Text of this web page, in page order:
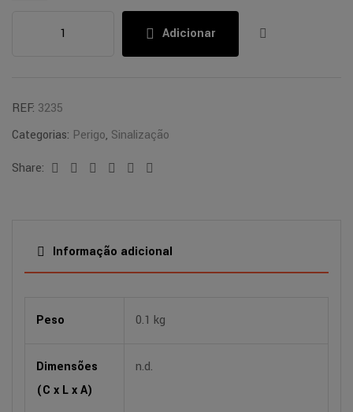
Adicionar
REF: 3235
Categorias: Perigo, Sinalização
Share:
Facebook
TwitterLinkedinGoogle+Pinterest
Informação adicional
Peso 0.1 kg
Dimensões
(C x L x A)
n.d.